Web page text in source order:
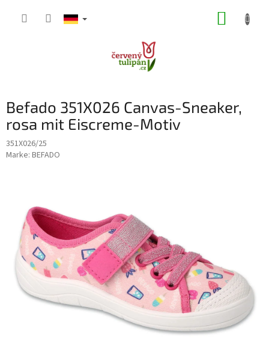
Befado 351X026 Canvas-Sneaker,
rosa mit Eiscreme-Motiv
351X026/25
Marke: BEFADO